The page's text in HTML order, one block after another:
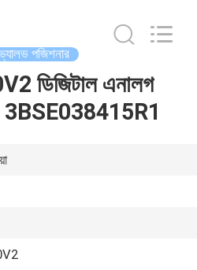
পজিশনার
ডিজিটাল এনালগ